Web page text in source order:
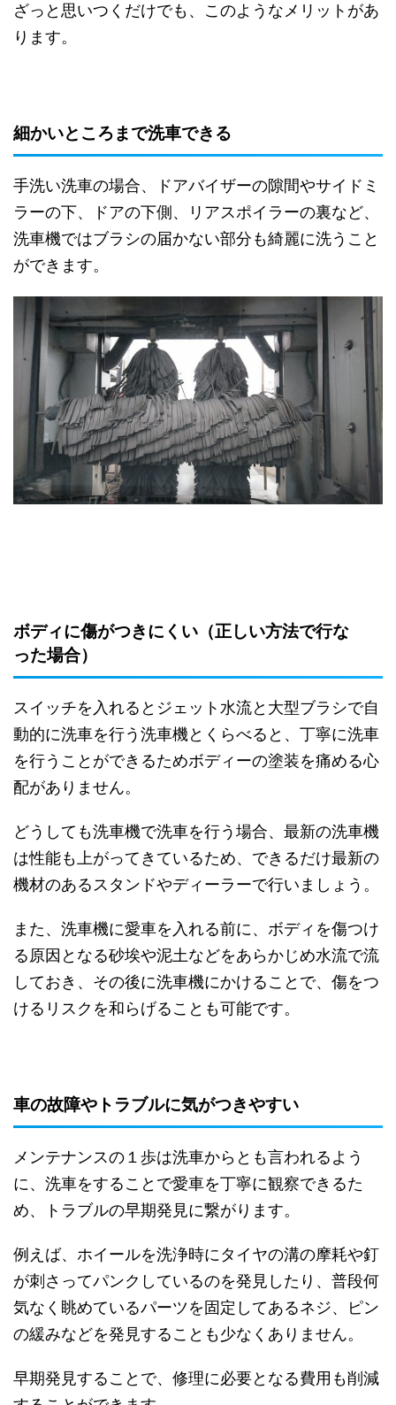
ざっと思いつくだけでも、このようなメリットがあ
ります。
細かいところまで洗車できる
手洗い洗車の場合、ドアバイザーの隙間やサイドミ
ラーの下、ドアの下側、リアスポイラーの裏など、
洗車機ではブラシの届かない部分も綺麗に洗うこと
ができます。
ボディに傷がつきにくい（正しい方法で行な
った場合）
スイッチを入れるとジェット水流と大型ブラシで自
動的に洗車を行う洗車機とくらべると、丁寧に洗車
を行うことができるためボディーの塗装を痛める心
配がありません。
どうしても洗車機で洗車を行う場合、最新の洗車機
は性能も上がってきているため、できるだけ最新の
機材のあるスタンドやディーラーで行いましょう。
また、洗車機に愛車を入れる前に、ボディを傷つけ
る原因となる砂埃や泥土などをあらかじめ水流で流
しておき、その後に洗車機にかけることで、傷をつ
けるリスクを和らげることも可能です。
車の故障やトラブルに気がつきやすい
メンテナンスの１歩は洗車からとも言われるよう
に、洗車をすることで愛車を丁寧に観察できるた
め、トラブルの早期発見に繋がります。
例えば、ホイールを洗浄時にタイヤの溝の摩耗や釘
が刺さってパンクしているのを発見したり、普段何
気なく眺めているパーツを固定してあるネジ、ピン
の緩みなどを発見することも少なくありません。
早期発見することで、修理に必要となる費用も削減